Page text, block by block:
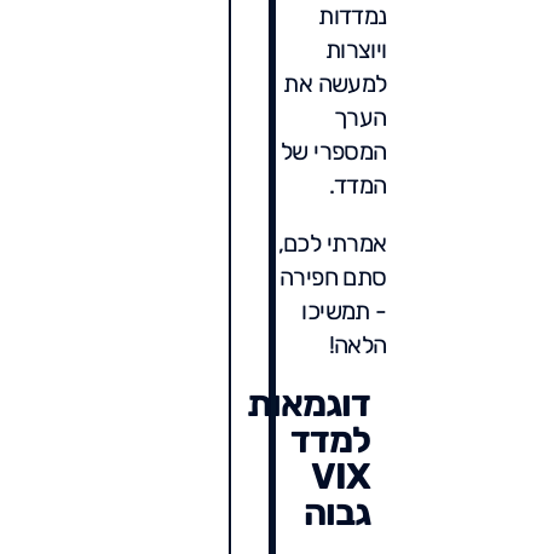
נמדדות
ויוצרות
למעשה את
הערך
המספרי של
המדד.
אמרתי לכם,
סתם חפירה
- תמשיכו
הלאה!
דוגמאות
למדד
VIX
גבוה